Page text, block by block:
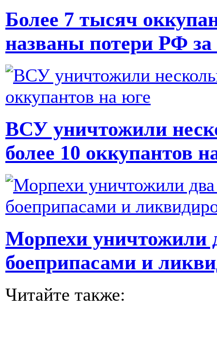
Более 7 тысяч
названы потери РФ
ВСУ уничтожили
более 10 оккупантов
Морпехи уничтожили
боеприпасами и
Читайте также: